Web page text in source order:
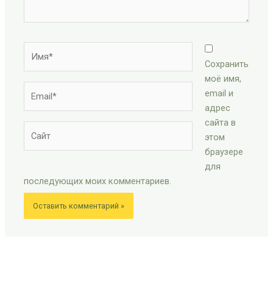
Сохранить
моё имя,
email и
адрес
сайта в
этом
браузере
для
последующих моих комментариев.